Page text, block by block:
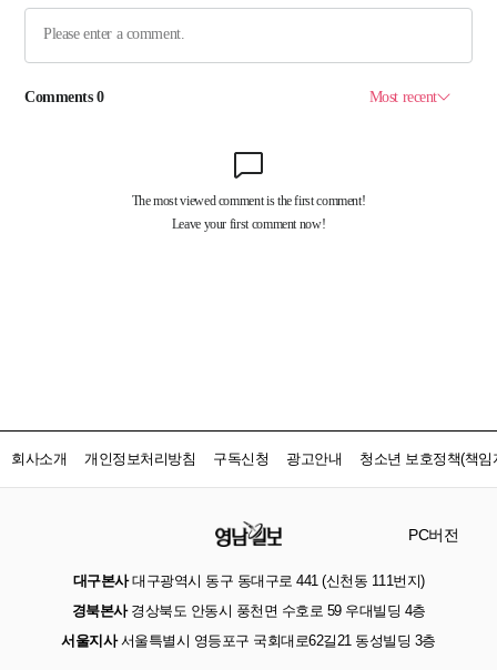
회사소개 개인정보처리방침 구독신청 광고안내 청소년 보호정책(책임
PC버전
대구본사대구광역시 동구 동대구로 441 (신천동 111번지)
경북본사경상북도 안동시 풍천면 수호로 59 우대빌딩 4층
서울지사서울특별시 영등포구 국회대로62길21 동성빌딩 3층